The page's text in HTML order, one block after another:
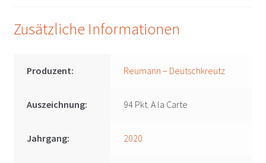
Zusätzliche Informationen
Produzent: Reumann – Deutschkreutz
Auszeichnung: 94 Pkt. A la Carte
Jahrgang: 2020